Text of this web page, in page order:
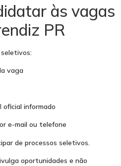
às vagas
PR
vaga
oficial informado
e-mail ou telefone
de processos seletivos.
oportunidades e não